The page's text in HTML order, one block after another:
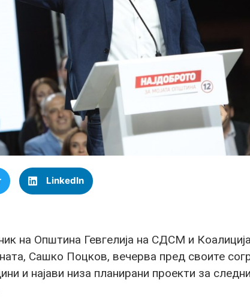
LinkedIn
на Општина Гевгелија на СДСМ и
Сашко Поцков, вечерва пред своите
и најави низа планирани проекти за